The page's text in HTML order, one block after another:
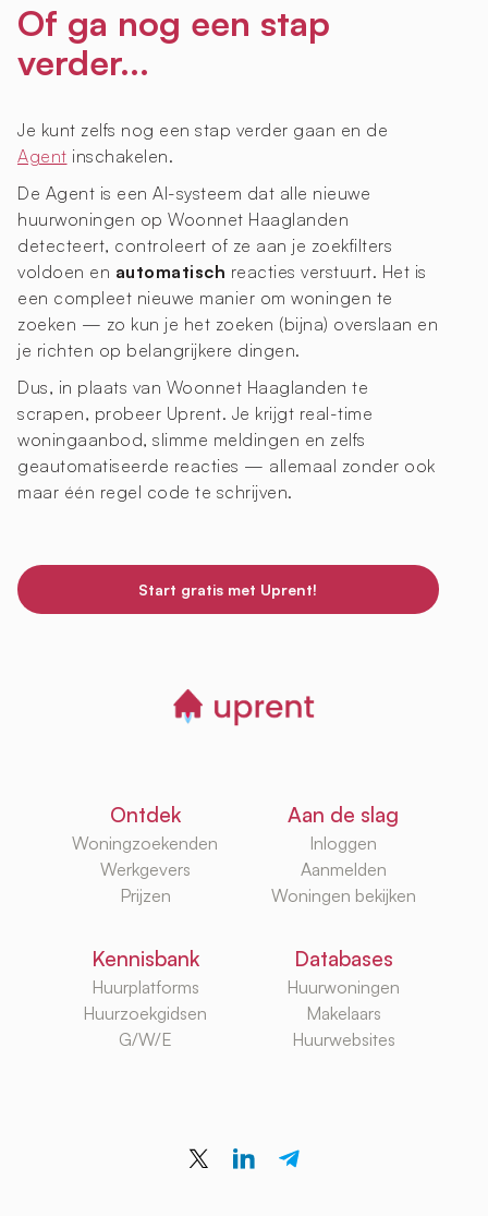
Of ga nog een stap
verder...
Je kunt zelfs nog een stap verder gaan en de
Agent inschakelen.
De Agent is een AI-systeem dat alle nieuwe
huurwoningen op Woonnet Haaglanden
detecteert, controleert of ze aan je zoekfilters
voldoen en automatisch reacties verstuurt. Het is
een compleet nieuwe manier om woningen te
zoeken — zo kun je het zoeken (bijna) overslaan en
je richten op belangrijkere dingen.
Dus, in plaats van Woonnet Haaglanden te
scrapen, probeer Uprent. Je krijgt real-time
woningaanbod, slimme meldingen en zelfs
geautomatiseerde reacties — allemaal zonder ook
maar één regel code te schrijven.
Start gratis met Uprent!
Ontdek
Woningzoekenden
Werkgevers
Prijzen
Aan de slag
Inloggen
Aanmelden
Woningen bekijken
Kennisbank
Huurplatforms
Huurzoekgidsen
G/W/E
Databases
Huurwoningen
Makelaars
Huurwebsites